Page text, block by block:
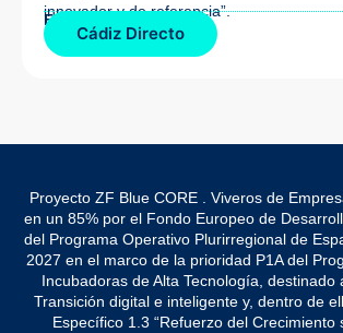
innovador y de referencia”.
Fuente de la noticia:
Cádiz Directo
Proyecto ZF Blue CORE . Viveros de
en un 85% por el Fondo Europeo de
del Programa Operativo Plurirregional de
2027 en el marco de la prioridad P1A del
Incubadoras de Alta Tecnología, destinado
Transición digital e inteligente y, dentro de
Específico 1.3 “Refuerzo del Crecimiento